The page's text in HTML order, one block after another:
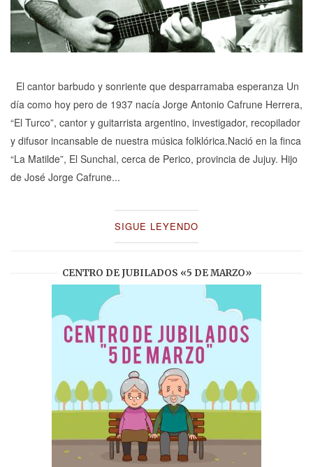
El cantor barbudo y sonriente que desparramaba esperanza Un
día como hoy pero de 1937 nacía Jorge Antonio Cafrune Herrera,
“El Turco”, cantor y guitarrista argentino, investigador, recopilador
y difusor incansable de nuestra música folklórica.Nació en la finca
“La Matilde”, El Sunchal, cerca de Perico, provincia de Jujuy. Hijo
de José Jorge Cafrune...
SIGUE LEYENDO
CENTRO DE JUBILADOS «5 DE MARZO»